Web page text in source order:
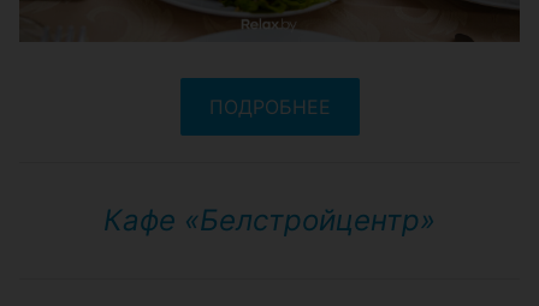
ПОДРОБНЕЕ
Кафе «Белстройцентр»